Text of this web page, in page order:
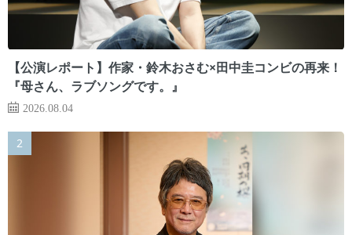
【公演レポート】作家・鈴木おさむ×田中圭コンビの再来！
『母さん、ラブソングです。』
2026.08.04